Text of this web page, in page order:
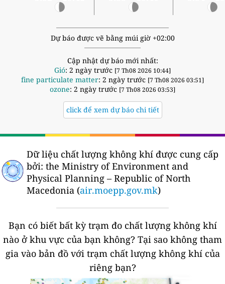
Dự báo được vẽ bằng múi giờ +02:00
Cập nhật dự báo mới nhất:
Gió: 2 ngày trước [7 Th08 2026 10:44]
fine particulate matter: 2 ngày trước [7 Th08 2026 03:51]
ozone: 2 ngày trước [7 Th08 2026 03:53]
click để xem dự báo chi tiết
Dữ liệu chất lượng không khí được cung cấp
bởi: the Ministry of Environment and
Physical Planning – Republic of North
Macedonia (air.moepp.gov.mk)
Bạn có biết bất kỳ trạm đo chất lượng không khí
nào ở khu vực của bạn không? Tại sao không tham
gia vào bản đồ với trạm chất lượng không khí của
riêng bạn?